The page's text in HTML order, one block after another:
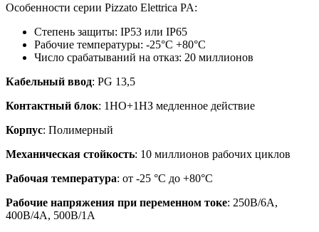
Особенности серии Pizzato Elettrica PA:
Степень защиты: IP53 или IP65
Рабочие температуры: -25°С +80°С
Число срабатываний на отказ: 20 миллионов
Кабельный ввод: PG 13,5
Контактный блок: 1НО+1НЗ медленное действие
Корпус: Полимерный
Механическая стойкость: 10 миллионов рабочих циклов
Рабочая температура: от -25 °C до +80°C
Рабочие напряжения при переменном токе: 250В/6А,
400В/4А, 500В/1А